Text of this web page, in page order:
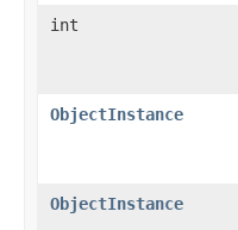
int
ObjectInstance
ObjectInstance